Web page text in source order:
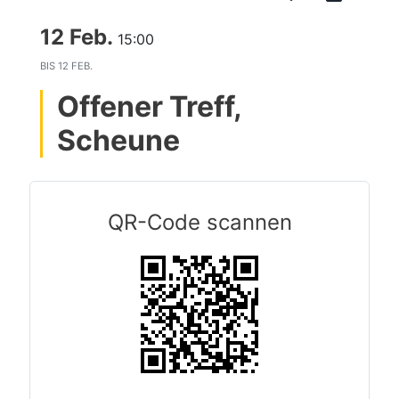
12 Feb. 15:00
BIS 12 FEB.
Offener Treff,
Scheune
QR-Code scannen